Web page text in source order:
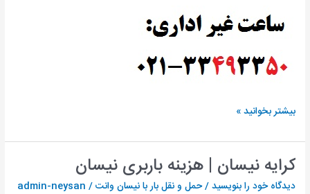
حمل
با
نیسان
به
شمال
بیشتر بخوانید »
کرایه نیسان | هزینه باربری نیسان
دیدگاه‌ خود را بنویسید/حمل و نقل بار با نیسان وانت/
admin-neysan